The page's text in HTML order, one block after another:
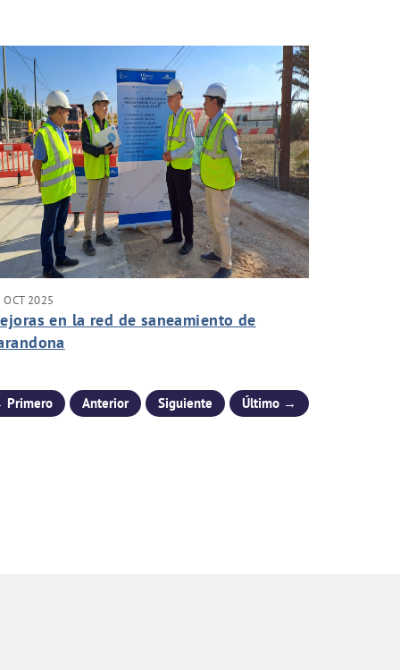
2025
en la red de saneamiento de
Anterior Siguiente Último →